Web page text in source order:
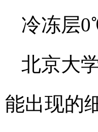
冷冻层
北京大
能出现的